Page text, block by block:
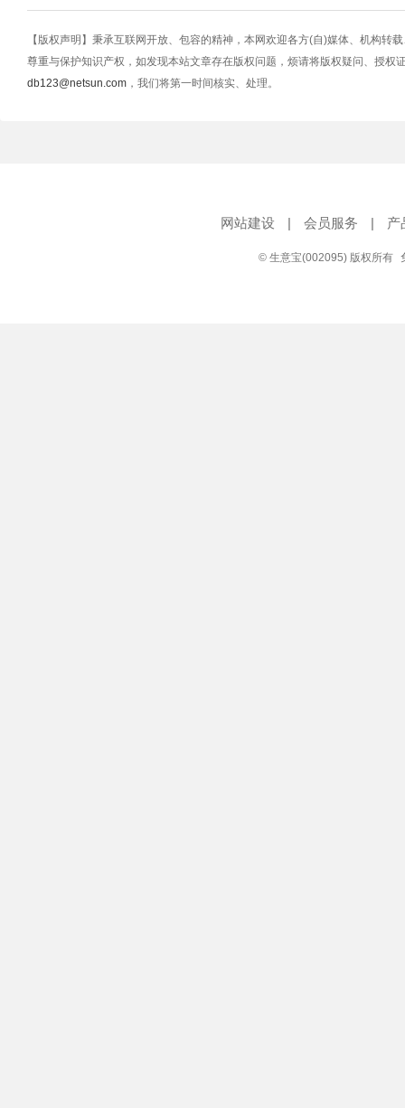
【版权声明】秉承互联网开放、包容的精神，本网欢迎各方(自)媒体、机构转
尊重与保护知识产权，如发现本站文章存在版权问题，烦请将版权疑问、授权
db123@netsun.com ，我们将第一时间核实、处理。
网站建设 | 会员服务 | 产
© 生意宝(002095) 版权所有